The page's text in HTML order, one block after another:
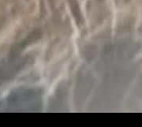
networking-ecuador